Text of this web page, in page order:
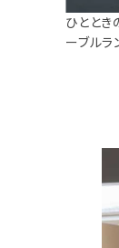
ひととき
ーブルラ